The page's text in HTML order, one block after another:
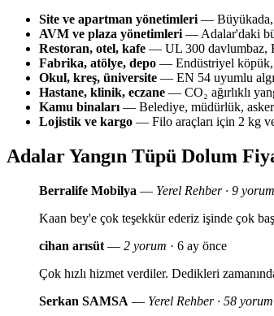
Site ve apartman yönetimleri — Büyükada,
AVM ve plaza yönetimleri — Adalar'daki
Restoran, otel, kafe — UL 300 davlumbaz,
Fabrika, atölye, depo — Endüstriyel köpük,
Okul, kreş, üniversite — EN 54 uyumlu
Hastane, klinik, eczane — CO₂ ağırlıklı
Kamu binaları — Belediye, müdürlük,
Lojistik ve kargo — Filo araçları için 2 kg
Adalar Yangın Tüpü Dolum
Berralife Mobilya — Yerel Rehber · 9
Kaan bey'e çok teşekkür ederiz işinde çok
cihan arısüt — 2 yorum · 6 ay önce
Çok hızlı hizmet verdiler. Dedikleri
Serkan SAMSA — Yerel Rehber · 58